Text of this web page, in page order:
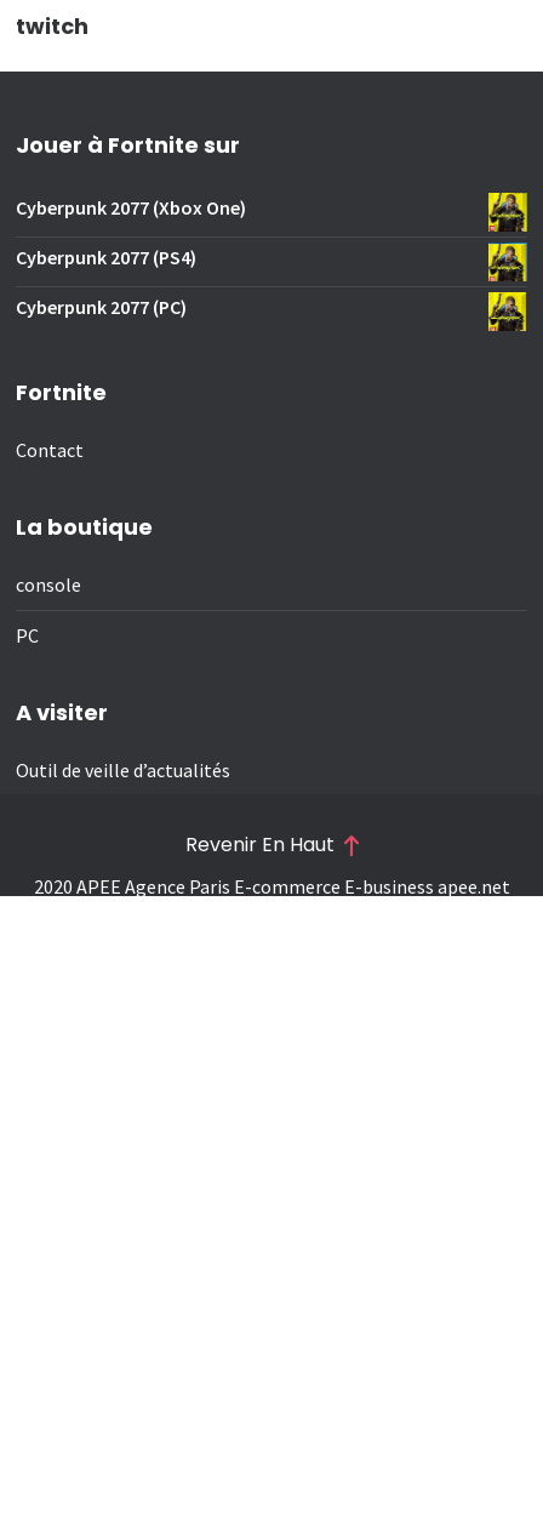
twitch
Jouer à Fortnite sur
Cyberpunk 2077 (Xbox One)
Cyberpunk 2077 (PS4)
Cyberpunk 2077 (PC)
Fortnite
Contact
La boutique
console
PC
A visiter
Outil de veille d’actualités
2020 APEE Agence Paris E-commerce E-business apee.net
Revenir En Haut